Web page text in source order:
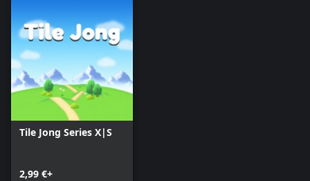
Tile Jong Series X|S
2,99 €+